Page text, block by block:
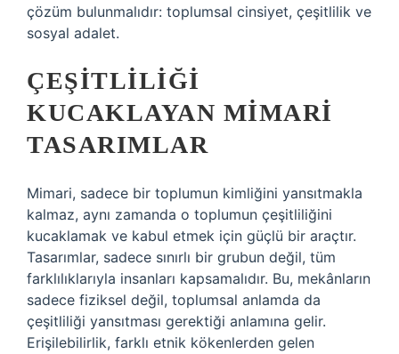
çözüm bulunmalıdır: toplumsal cinsiyet, çeşitlilik ve
sosyal adalet.
ÇEŞITLILIĞI
KUCAKLAYAN MIMARI
TASARIMLAR
Mimari, sadece bir toplumun kimliğini yansıtmakla
kalmaz, aynı zamanda o toplumun çeşitliliğini
kucaklamak ve kabul etmek için güçlü bir araçtır.
Tasarımlar, sadece sınırlı bir grubun değil, tüm
farklılıklarıyla insanları kapsamalıdır. Bu, mekânların
sadece fiziksel değil, toplumsal anlamda da
çeşitliliği yansıtması gerektiği anlamına gelir.
Erişilebilirlik, farklı etnik kökenlerden gelen